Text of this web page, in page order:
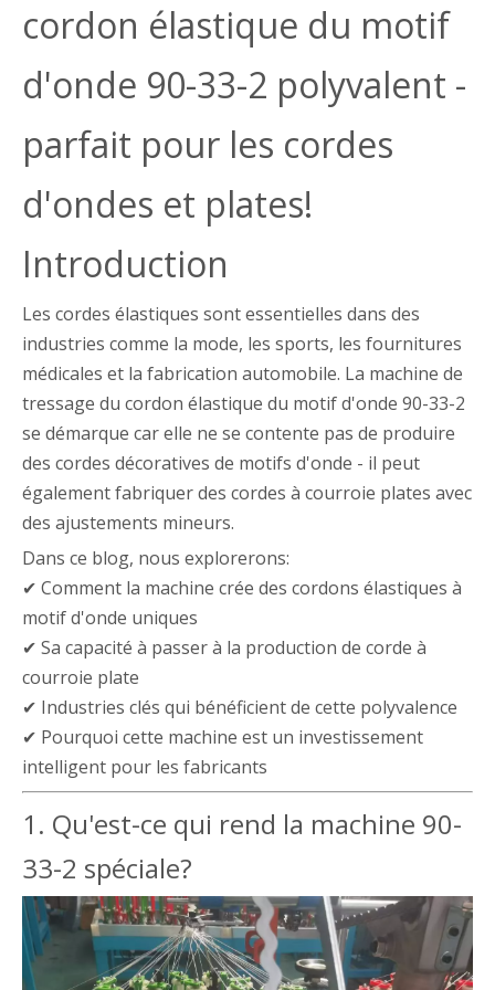
cordon élastique du motif
d'onde 90-33-2 polyvalent -
parfait pour les cordes
d'ondes et plates!
Introduction
Les cordes élastiques sont essentielles dans des
industries comme la mode, les sports, les fournitures
médicales et la fabrication automobile. La machine de
tressage du cordon élastique du motif d'onde 90-33-2
se démarque car elle ne se contente pas de produire
des cordes décoratives de motifs d'onde - il peut
également fabriquer des cordes à courroie plates avec
des ajustements mineurs.
Dans ce blog, nous explorerons:
✔ Comment la machine crée des cordons élastiques à
motif d'onde uniques
✔ Sa capacité à passer à la production de corde à
courroie plate
✔ Industries clés qui bénéficient de cette polyvalence
✔ Pourquoi cette machine est un investissement
intelligent pour les fabricants
1. Qu'est-ce qui rend la machine 90-
33-2 spéciale?